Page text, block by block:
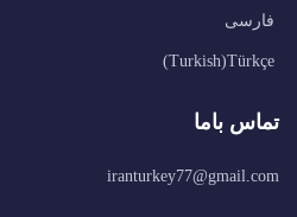
فارسی
Türkçe
(
Turkish
)
تماس باما
iranturkey77@gmail.com